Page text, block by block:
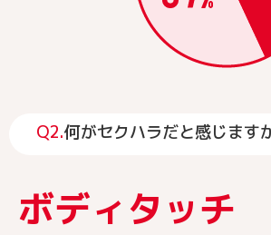
Q2.何がセクハラだと感じます
ボディタッチ